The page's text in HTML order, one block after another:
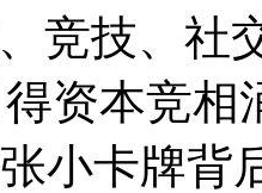
竞技、社
资本竞相
小卡牌背